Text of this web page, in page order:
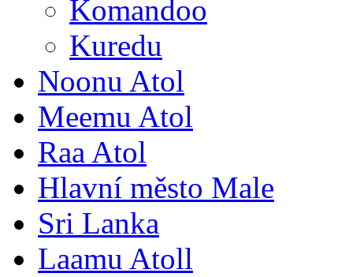
Komandoo
Kuredu
Noonu Atol
Meemu Atol
Raa Atol
Hlavní město Male
Sri Lanka
Laamu Atoll